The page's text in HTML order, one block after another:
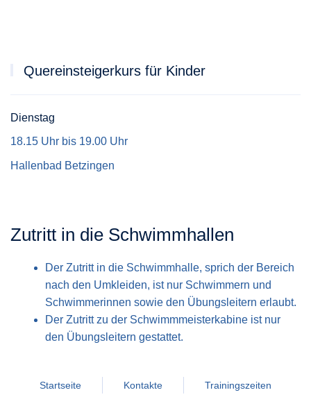
Quereinsteigerkurs für Kinder
Dienstag
18.15 Uhr bis 19.00 Uhr
Hallenbad Betzingen
Zutritt in die Schwimmhallen
Der Zutritt in die Schwimmhalle, sprich der Bereich
nach den Umkleiden, ist nur Schwimmern und
Schwimmerinnen sowie den Übungsleitern erlaubt.
Der Zutritt zu der Schwimmmeisterkabine ist nur
den Übungsleitern gestattet.
Startseite Kontakte Trainingszeiten